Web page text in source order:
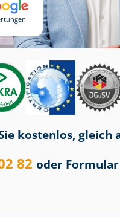
kostenlos, gleich
82 oder Formular